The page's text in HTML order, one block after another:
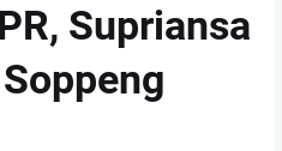
Supriansa